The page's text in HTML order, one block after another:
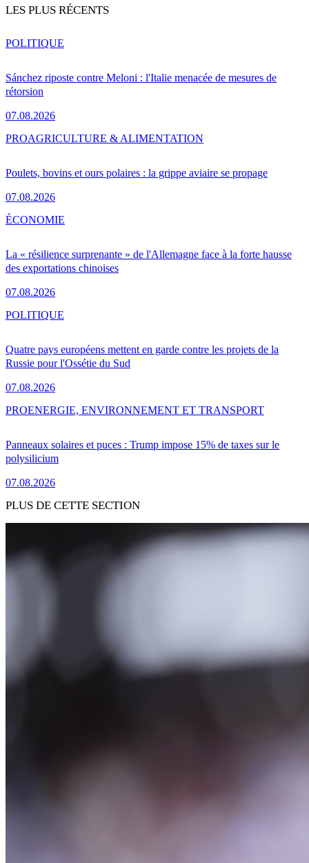
LES PLUS RÉCENTS
Sánchez riposte contre Meloni : l'Italie menacée de mesures de
rétorsion
07.08.2026
POLITIQUE
Poulets, bovins et ours polaires : la grippe aviaire se propage
07.08.2026
PROAGRICULTURE & ALIMENTATION
La « résilience surprenante » de l'Allemagne face à la forte hausse
des exportations chinoises
07.08.2026
ÉCONOMIE
Quatre pays européens mettent en garde contre les projets de la
Russie pour l'Ossétie du Sud
07.08.2026
POLITIQUE
Panneaux solaires et puces : Trump impose 15% de taxes sur le
polysilicium
07.08.2026
PROENERGIE, ENVIRONNEMENT ET TRANSPORT
PLUS DE CETTE SECTION